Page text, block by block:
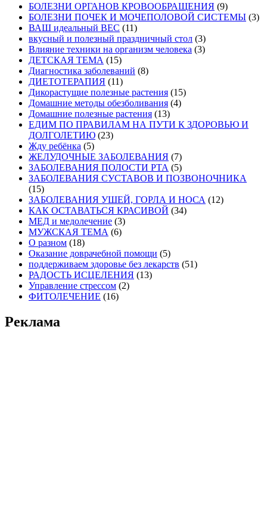
БОЛЕЗНИ ОРГАНОВ КРОВООБРАЩЕНИЯ (9)
БОЛЕЗНИ ПОЧЕК И МОЧЕПОЛОВОЙ СИСТЕМЫ (3)
ВАШ идеальный ВЕС (11)
вкусный и полезный праздничный стол (3)
Влияние техники на организм человека (3)
ДЕТСКАЯ ТЕМА (15)
Диагностика заболеваний (8)
ДИЕТОТЕРАПИЯ (11)
Дикорастущие полезные растения (15)
Домашние методы обезболивания (4)
Домашние полезные растения (13)
ЕДИМ ПО ПРАВИЛАМ НА ПУТИ К ЗДОРОВЬЮ И
ДОЛГОЛЕТИЮ (23)
Жду ребёнка (5)
ЖЕЛУДОЧНЫЕ ЗАБОЛЕВАНИЯ (7)
ЗАБОЛЕВАНИЯ ПОЛОСТИ РТА (5)
ЗАБОЛЕВАНИЯ СУСТАВОВ И ПОЗВОНОЧНИКА
(15)
ЗАБОЛЕВАНИЯ УШЕЙ, ГОРЛА И НОСА (12)
КАК ОСТАВАТЬСЯ КРАСИВОЙ (34)
МЕД и медолечение (3)
МУЖСКАЯ ТЕМА (6)
О разном (18)
Оказание доврачебной помощи (5)
поддерживаем здоровье без лекарств (51)
РАДОСТЬ ИСЦЕЛЕНИЯ (13)
Управление стрессом (2)
ФИТОЛЕЧЕНИЕ (16)
Реклама